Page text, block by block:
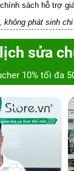
sách hỗ trợ
không phát sinh
sửa
10% tối đa